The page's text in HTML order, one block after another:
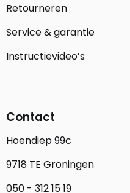
Retourneren
Service & garantie
Instructievideo’s
Contact
Hoendiep 99c
9718 TE Groningen
050 - 312 15 19